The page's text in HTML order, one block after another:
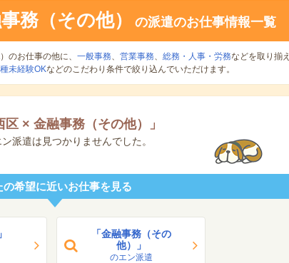
務（その他） の派遣のお仕事情報一覧
のお仕事の他に、 一般事務、 営業事務、 総務・人事・労務などを取り揃え
未経験OKなどのこだわり条件で絞り込んでいただけます。
区 × 金融事務（その他） 」
派遣は見つかりませんでした。
の希望に近いお仕事を見る
「金融事務（その
他）」
のエン派遣